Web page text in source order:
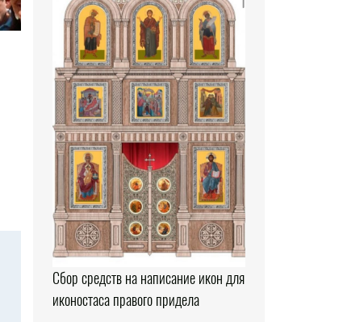
Сбор средств на написание икон для
иконостаса правого придела